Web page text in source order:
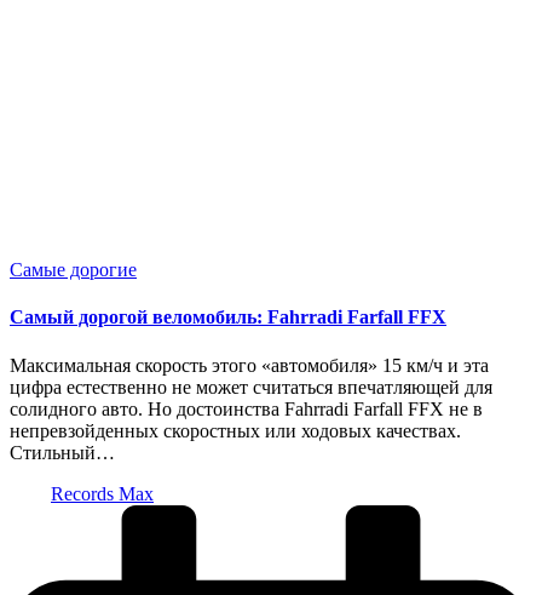
Опубликовано
Самые дорогие
Самый дорогой веломобиль: Fahrradi Farfall FFX
Максимальная скорость этого «автомобиля» 15 км/ч и эта
цифра естественно не может считаться впечатляющей для
солидного авто. Но достоинства Fahrradi Farfall FFX не в
непревзойденных скоростных или ходовых качествах.
Стильный…
Records Max